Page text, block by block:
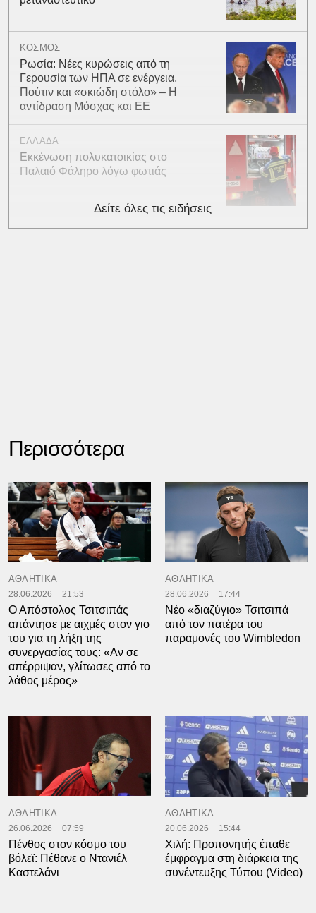
ΚΟΣΜΟΣ
Ρωσία: Νέες κυρώσεις από τη
Γερουσία των ΗΠΑ σε ενέργεια,
Πούτιν και «σκιώδη στόλο» – Η
αντίδραση Μόσχας και ΕΕ
ΕΛΛΑΔΑ
Εκκένωση πολυκατοικίας στο
Παλαιό Φάληρο λόγω φωτιάς
Δείτε όλες τις ειδήσεις
Περισσότερα
ΑΘΛΗΤΙΚΑ
28.06.2026 21:53
Ο Απόστολος Τσιτσιπάς
απάντησε με αιχμές στον γιο
του για τη λήξη της
συνεργασίας τους: «Αν σε
απέρριψαν, γλίτωσες από το
λάθος μέρος»
ΑΘΛΗΤΙΚΑ
28.06.2026 17:44
Νέο «διαζύγιο» Τσιτσιπά
από τον πατέρα του
παραμονές του Wimbledon
ΑΘΛΗΤΙΚΑ
26.06.2026 07:59
Πένθος στον κόσμο του
βόλεϊ: Πέθανε ο Ντανιέλ
Καστελάνι
ΑΘΛΗΤΙΚΑ
20.06.2026 15:44
Χιλή: Προπονητής έπαθε
έμφραγμα στη διάρκεια της
συνέντευξης Τύπου (Video)